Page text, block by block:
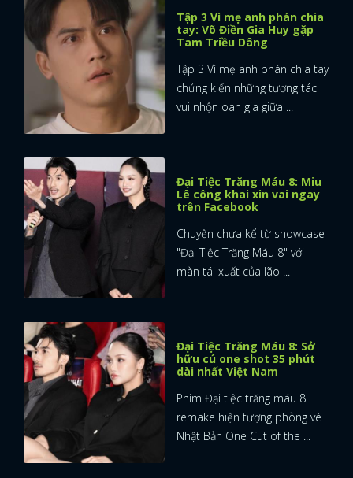
FACEBOOK GOOGLE
Tập 3 Vì mẹ anh phán chia
tay: Võ Điền Gia Huy gặp
Tam Triều Dâng
Tập 3 Vì mẹ anh phán chia tay
chứng kiến những tương tác
vui nhộn oan gia giữa ...
Đại Tiệc Trăng Máu 8: Miu
Lê công khai xin vai ngay
trên Facebook
Chuyện chưa kể từ showcase
"Đại Tiệc Trăng Máu 8" với
màn tái xuất của lão ...
Đại Tiệc Trăng Máu 8: Sở
hữu cú one shot 35 phút
dài nhất Việt Nam
Phim Đại tiệc trăng máu 8
remake hiện tượng phòng vé
Nhật Bản One Cut of the ...